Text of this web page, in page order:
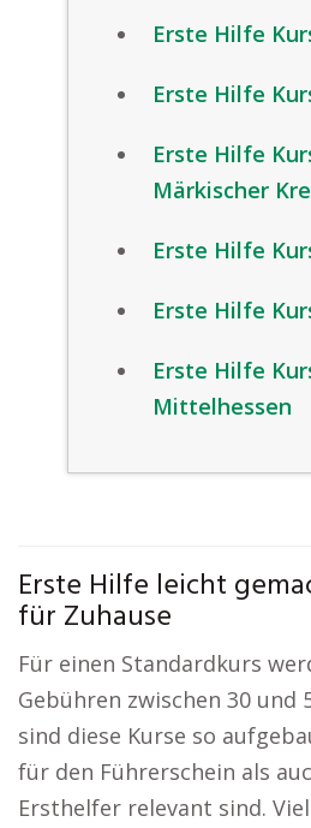
Erste Hilfe
Erste Hilfe
Erste Hilfe
Märkischer
Erste Hilfe
Erste Hilfe
Erste Hilfe
Mittelhessen
Erste Hilfe leicht
für Zuhause
Für einen Standardkurs
Gebühren zwischen 30 und
sind diese Kurse so
für den Führerschein als
Ersthelfer relevant sind.